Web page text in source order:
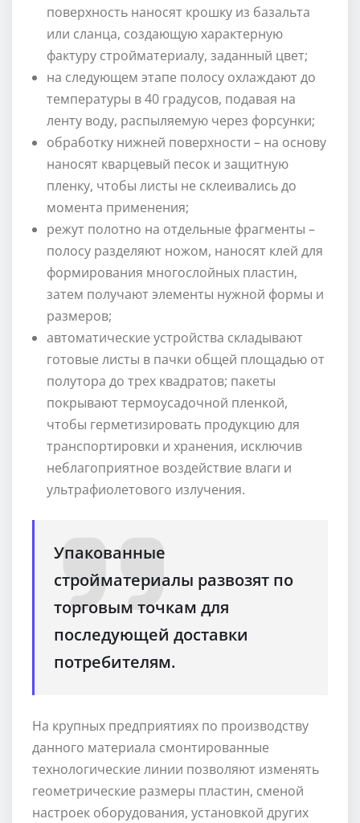
поверхность наносят крошку из базальта
или сланца, создающую характерную
фактуру стройматериалу, заданный цвет;
на следующем этапе полосу охлаждают до
температуры в 40 градусов, подавая на
ленту воду, распыляемую через форсунки;
обработку нижней поверхности – на основу
наносят кварцевый песок и защитную
пленку, чтобы листы не склеивались до
момента применения;
режут полотно на отдельные фрагменты –
полосу разделяют ножом, наносят клей для
формирования многослойных пластин,
затем получают элементы нужной формы и
размеров;
автоматические устройства складывают
готовые листы в пачки общей площадью от
полутора до трех квадратов; пакеты
покрывают термоусадочной пленкой,
чтобы герметизировать продукцию для
транспортировки и хранения, исключив
неблагоприятное воздействие влаги и
ультрафиолетового излучения.
Упакованные
стройматериалы развозят по
торговым точкам для
последующей доставки
потребителям.
На крупных предприятиях по производству
данного материала смонтированные
технологические линии позволяют изменять
геометрические размеры пластин, сменой
настроек оборудования, установкой других